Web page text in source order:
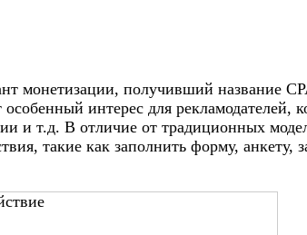
монетизации, получивший название
интерес для рекламодателей,
и т.д. В отличие от традиционных
такие как заполнить форму, анкету,